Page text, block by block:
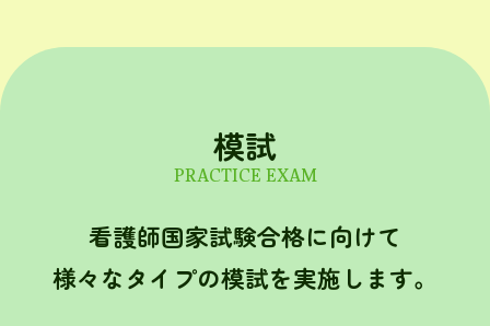
模試
PRACTICE EXAM
看護師国家試験合格に向けて
様々なタイプの模試を実施します。